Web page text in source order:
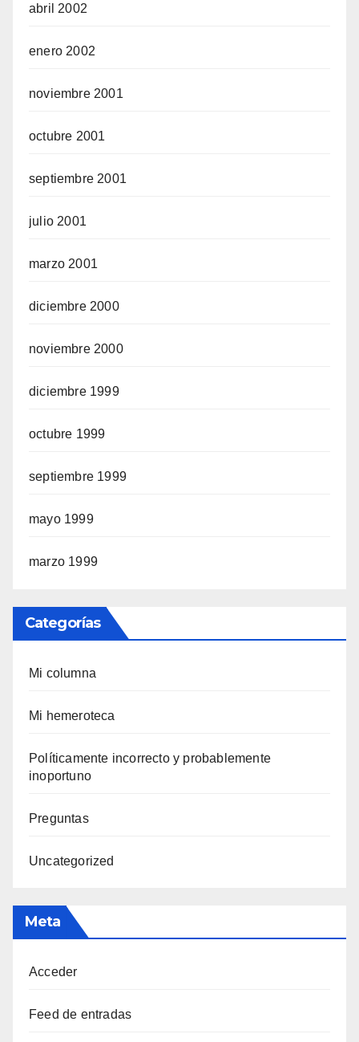
abril 2002
enero 2002
noviembre 2001
octubre 2001
septiembre 2001
julio 2001
marzo 2001
diciembre 2000
noviembre 2000
diciembre 1999
octubre 1999
septiembre 1999
mayo 1999
marzo 1999
Categorías
Mi columna
Mi hemeroteca
Polí­ticamente incorrecto y probablemente
inoportuno
Preguntas
Uncategorized
Meta
Acceder
Feed de entradas